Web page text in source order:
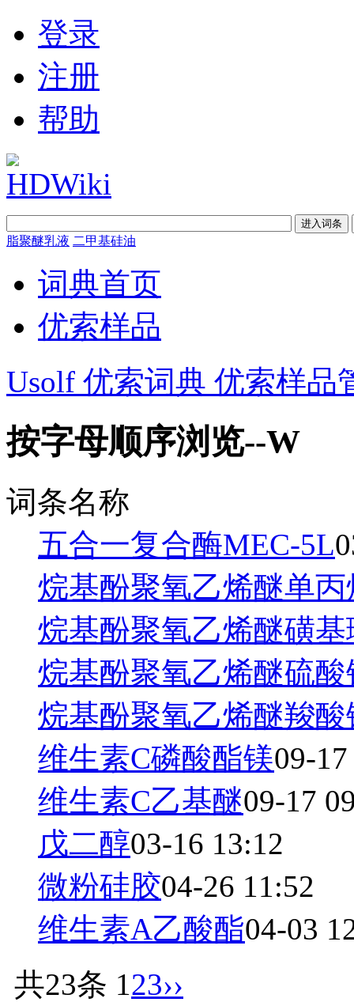
登录
注册
帮助
脂聚醚乳液 二甲基硅油
词典首页
优索样品
Usolf 优索词典 优索样品
按字母顺序浏览--W
词条名称
五合一复合酶MEC-5L
烷基酚聚氧乙烯醚单丙
烷基酚聚氧乙烯醚磺
烷基酚聚氧乙烯醚硫酸
烷基酚聚氧乙烯醚羧酸
维生素C磷酸酯镁09-
维生素C乙基醚09-17
戊二醇03-16 13:12
微粉硅胶04-26 11:52
维生素A乙酸酯04-03
共23条 123››